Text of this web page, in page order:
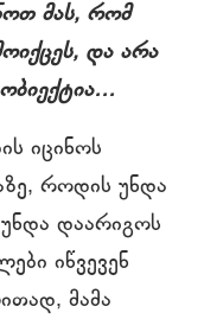
მას, რომ
და არა
იცინოს
როდის უნდა
დაარიგოს
იწვევენ
მამა